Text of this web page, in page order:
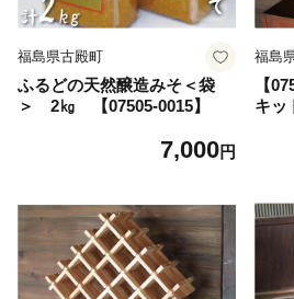
福島県古殿町
ふるどの天然醸造みそ＜袋
＞ 2㎏ 【07505-0015】
7,000円
福島
【
キ